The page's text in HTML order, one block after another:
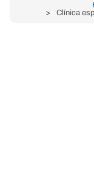
Clínica